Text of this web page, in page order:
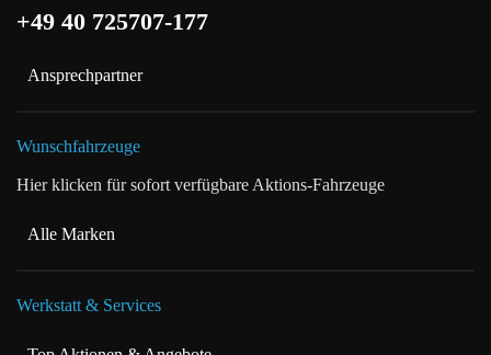
+49 40 725707-177
Ansprechpartner
Wunschfahrzeuge
Hier klicken für sofort verfügbare Aktions-Fahrzeuge
Alle Marken
Werkstatt & Services